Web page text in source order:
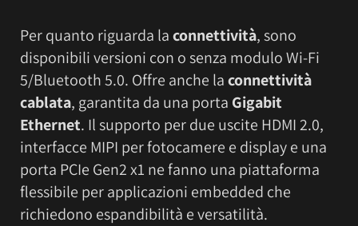
Per quanto riguarda laconnettività, sono
disponibili versioni con o senza modulo Wi-Fi
5/Bluetooth 5.0. Offre anche laconnettività
cablata, garantita da una porta Gigabit
Ethernet. Il supporto per due uscite HDMI 2.0,
interfacce MIPI per fotocamere e display e una
porta PCIe Gen2 x1 ne fanno una piattaforma
flessibile per applicazioni embedded che
richiedono espandibilità e versatilità.